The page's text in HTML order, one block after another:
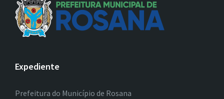
Expediente
Prefeitura do Município de Rosana